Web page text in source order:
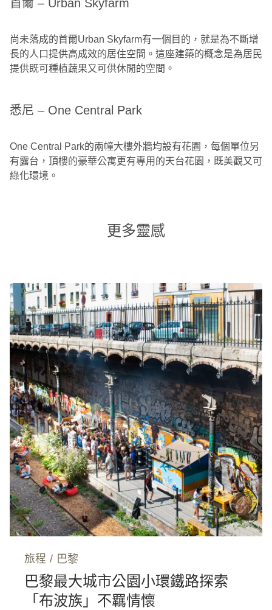
首爾 – Urban Skyfarm
尚未落成的首爾Urban Skyfarm有一個目的，就是為不斷增
長的人口提供高成效的居住空間。這座建築的概念是為居民
提供既可種植蔬果又可供休閒的空間。
悉尼 – One Central Park
One Central Park的兩幢大樓外牆均設有花園，每個單位另
有露台，頂樓的豪華公寓更有專用的天台花園，既美觀又可
綠化環境。
更多靈感
旅程 / 巴黎
巴黎最大城市公園小環鐵路探索
「布波族」不羈情懷